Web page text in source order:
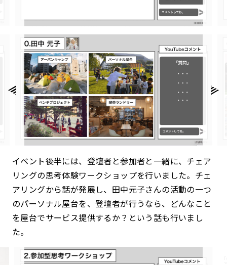
イベント後半には、登壇者と参加者と一緒に、チェア
リングの思考体験ワークショップを行いました。チェ
アリングから話が発展し、田中元子さんの活動の一つ
のパーソナル屋台を、登壇者が行うなら、どんなこと
を屋台でサービス提供するか？という話も行いまし
た。